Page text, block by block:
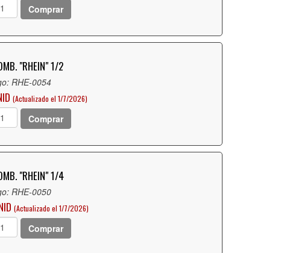
Comprar
"RHEIN" 1/2
RHE-0054
(Actualizado el 1/7/2026)
Comprar
"RHEIN" 1/4
RHE-0050
(Actualizado el 1/7/2026)
Comprar